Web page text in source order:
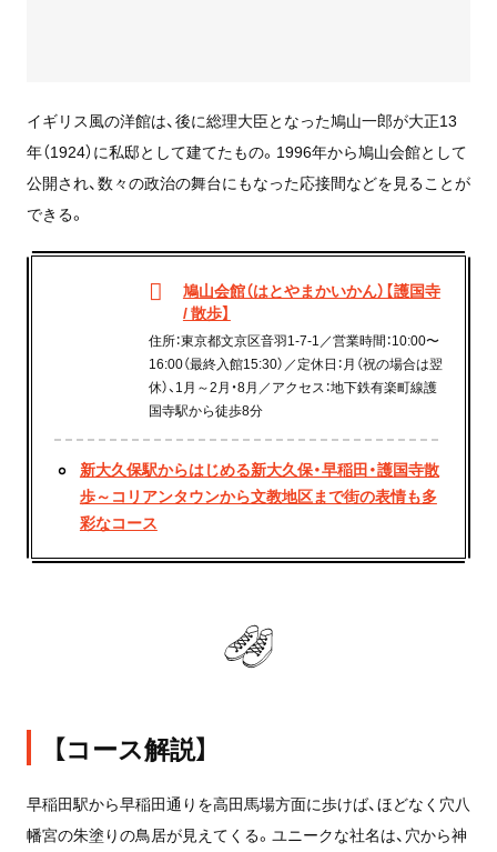
イギリス風の洋館は、後に総理大臣となった鳩山一郎が大正13
年（1924）に私邸として建てたもの。1996年から鳩山会館として
公開され、数々の政治の舞台にもなった応接間などを見ることが
できる。
鳩山会館（はとやまかいかん）【護国寺
/ 散歩】
住所：東京都文京区音羽1-7-1／営業時間：10:00〜
16:00（最終入館15:30）／定休日：月（祝の場合は翌
休）、1月～2月・8月／アクセス：地下鉄有楽町線護
国寺駅から徒歩8分
新大久保駅からはじめる新大久保・早稲田・護国寺散
歩～コリアンタウンから文教地区まで街の表情も多
彩なコース
【コース解説】
早稲田駅から早稲田通りを高田馬場方面に歩けば、ほどなく穴八
幡宮の朱塗りの鳥居が見えてくる。ユニークな社名は、穴から神